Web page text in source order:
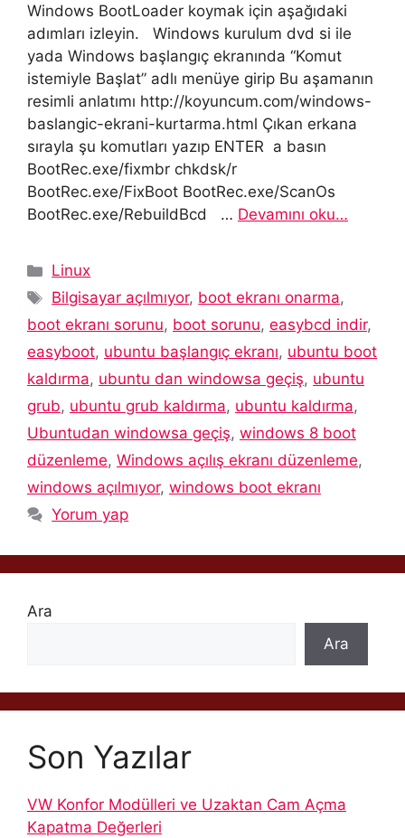
Windows BootLoader koymak için aşağıdaki
adımları izleyin. Windows kurulum dvd si ile
yada Windows başlangıç ekranında “Komut
istemiyle Başlat” adlı menüye girip Bu aşamanın
resimli anlatımı http://koyuncum.com/windows-
baslangic-ekrani-kurtarma.html Çıkan erkana
sırayla şu komutları yazıp ENTER a basın
BootRec.exe/fixmbr chkdsk/r
BootRec.exe/FixBoot BootRec.exe/ScanOs
BootRec.exe/RebuildBcd … Devamını oku…
Kategoriler
Linux
Etiketler
Bilgisayar açılmıyor, boot ekranı onarma,
boot ekranı sorunu, boot sorunu, easybcd indir,
easyboot, ubuntu başlangıç ekranı, ubuntu boot
kaldırma, ubuntu dan windowsa geçiş, ubuntu
grub, ubuntu grub kaldırma, ubuntu kaldırma,
Ubuntudan windowsa geçiş, windows 8 boot
düzenleme, Windows açılış ekranı düzenleme,
windows açılmıyor, windows boot ekranı
Yorum yap
Ara
Ara
Son Yazılar
VW Konfor Modülleri ve Uzaktan Cam Açma
Kapatma Değerleri